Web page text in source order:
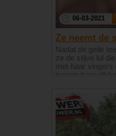
06-03-2021
Ze neemt de
Nadat de geile
ze de stijve lul
met haar